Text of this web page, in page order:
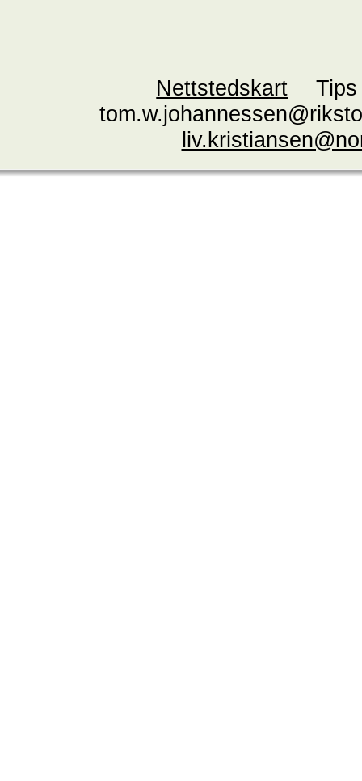
Nettstedskart